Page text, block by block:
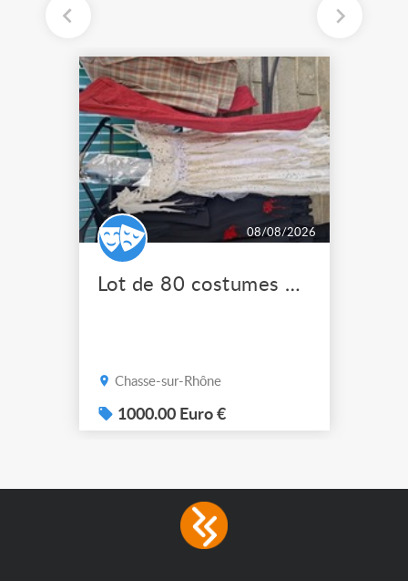
08/08/2026
Lot de 80 costumes de scène pro
Chasse-sur-Rhône
1000.00 Euro €